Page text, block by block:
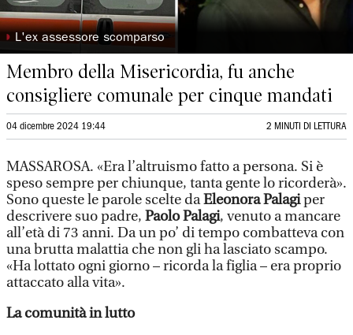
◗ L'ex assessore scomparso
Membro della Misericordia, fu anche
consigliere comunale per cinque mandati
04 dicembre 2024 19:44 2 MINUTI DI LETTURA
MASSAROSA. «Era l’altruismo fatto a persona. Si è
speso sempre per chiunque, tanta gente lo ricorderà».
Sono queste le parole scelte daEleonora Palagiper
descrivere suo padre, Paolo Palagi, venuto a mancare
all’età di 73 anni. Da un po’ di tempo combatteva con
una brutta malattia che non gli ha lasciato scampo.
«Ha lottato ogni giorno – ricorda la figlia – era proprio
attaccato alla vita».
La comunità in lutto